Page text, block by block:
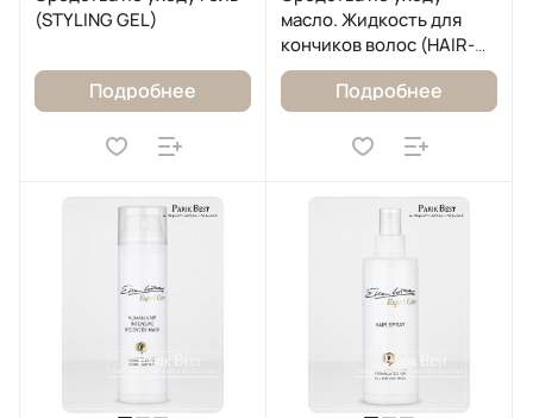
(STYLING GEL)
Подробнее
масло. Жидкость для
кончиков волос (HAIR-
TIP-LIQUID)
Подробнее